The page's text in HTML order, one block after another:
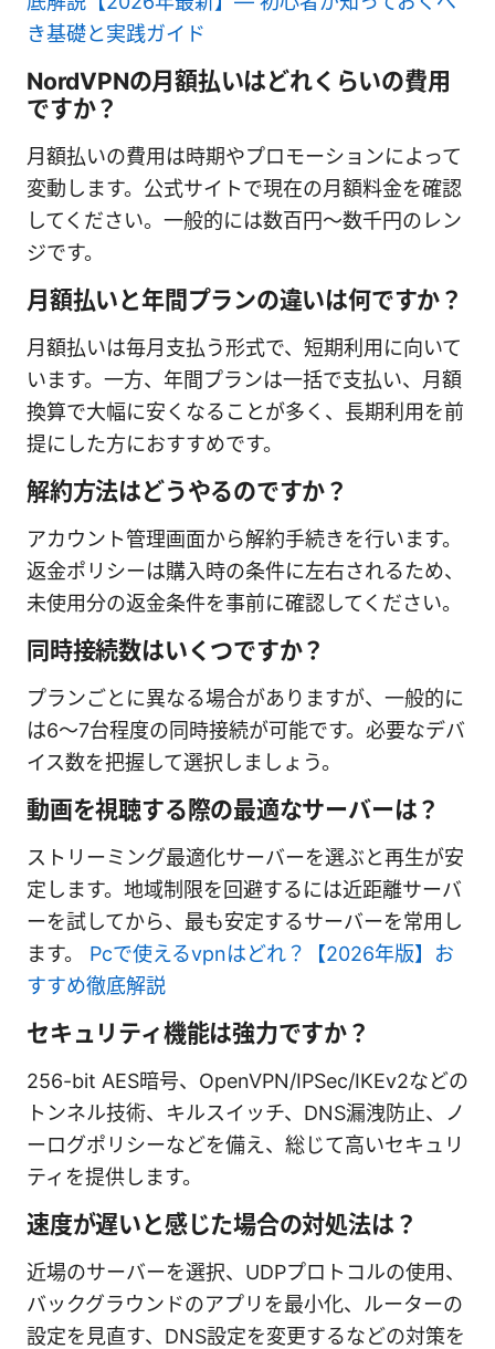
き基礎と実践ガイド
NordVPNの月額払いはどれくらいの費用
ですか？
月額払いの費用は時期やプロモーションによって
変動します。公式サイトで現在の月額料金を確認
してください。一般的には数百円〜数千円のレン
ジです。
月額払いと年間プランの違いは何ですか？
月額払いは毎月支払う形式で、短期利用に向いて
います。一方、年間プランは一括で支払い、月額
換算で大幅に安くなることが多く、長期利用を前
提にした方におすすめです。
解約方法はどうやるのですか？
アカウント管理画面から解約手続きを行います。
返金ポリシーは購入時の条件に左右されるため、
未使用分の返金条件を事前に確認してください。
同時接続数はいくつですか？
プランごとに異なる場合がありますが、一般的に
は6〜7台程度の同時接続が可能です。必要なデバ
イス数を把握して選択しましょう。
動画を視聴する際の最適なサーバーは？
ストリーミング最適化サーバーを選ぶと再生が安
定します。地域制限を回避するには近距離サーバ
ーを試してから、最も安定するサーバーを常用し
ます。 Pcで使えるvpnはどれ？【2026年版】お
すすめ徹底解説
セキュリティ機能は強力ですか？
256-bit AES暗号、OpenVPN/IPSec/IKEv2などの
トンネル技術、キルスイッチ、DNS漏洩防止、ノ
ーログポリシーなどを備え、総じて高いセキュリ
ティを提供します。
速度が遅いと感じた場合の対処法は？
近場のサーバーを選択、UDPプロトコルの使用、
バックグラウンドのアプリを最小化、ルーターの
設定を見直す、DNS設定を変更するなどの対策を